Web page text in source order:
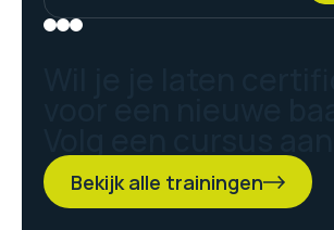
Bekijk alle trainingen